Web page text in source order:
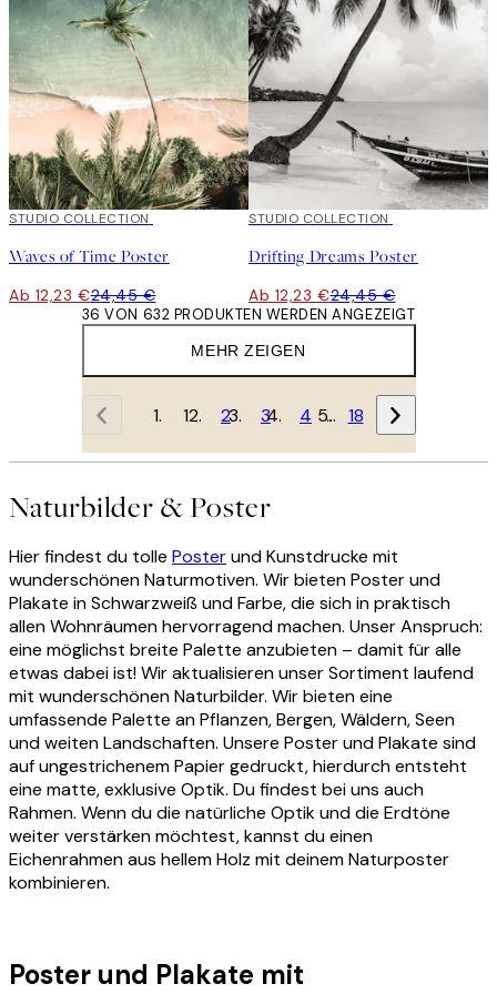
50%*
STUDIO COLLECTION
Waves of Time Poster
Ab 12,23 €24,45 €
50%*
STUDIO COLLECTION
Drifting Dreams Poster
Ab 12,23 €24,45 €
MEHR ZEIGEN
36 VON 632 PRODUKTEN WERDEN ANGEZEIGT
1 2 3 4 … 18
Naturbilder & Poster
Hier findest du tolle Posterund Kunstdrucke mit
wunderschönen Naturmotiven. Wir bieten Poster und
Plakate in Schwarzweiß und Farbe, die sich in praktisch
allen Wohnräumen hervorragend machen. Unser Anspruch:
eine möglichst breite Palette anzubieten – damit für alle
etwas dabei ist! Wir aktualisieren unser Sortiment laufend
mit wunderschönen Naturbilder. Wir bieten eine
umfassende Palette an Pflanzen, Bergen, Wäldern, Seen
und weiten Landschaften. Unsere Poster und Plakate sind
auf ungestrichenem Papier gedruckt, hierdurch entsteht
eine matte, exklusive Optik. Du findest bei uns auch
Rahmen. Wenn du die natürliche Optik und die Erdtöne
weiter verstärken möchtest, kannst du einen
Eichenrahmen aus hellem Holz mit deinem Naturposter
kombinieren.
Poster und Plakate mit